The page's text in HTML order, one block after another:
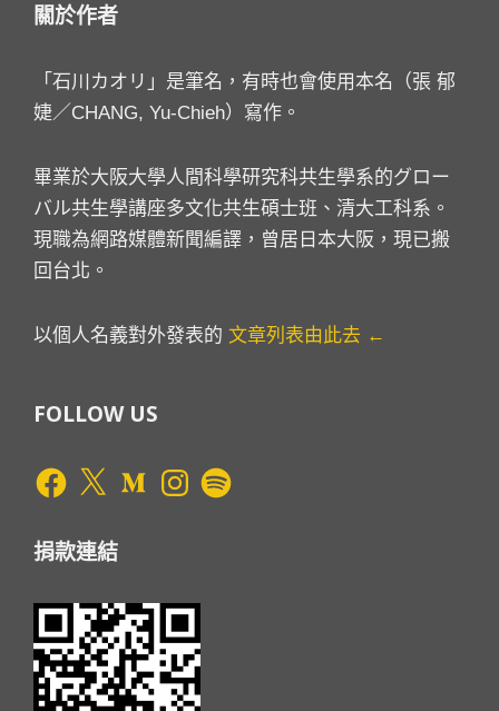
關於作者
「石川カオリ」是筆名，有時也會使用本名（張 郁
婕／CHANG, Yu-Chieh）寫作。
畢業於大阪大學人間科學研究科共生學系的グロー
バル共生學講座多文化共生碩士班、清大工科系。
現職為網路媒體新聞編譯，曾居日本大阪，現已搬
回台北。
以個人名義對外發表的 文章列表由此去 ←
FOLLOW US
Facebook
X MediumInstagram
Spotify
捐款連結